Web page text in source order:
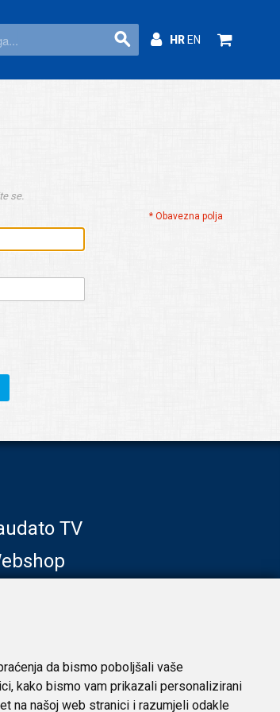
da bismo poboljšali vaše
kako bismo vam prikazali personalizirani
na našoj web stranici i razumjeli odakle
HREN
se.
* Obavezna polja
TV